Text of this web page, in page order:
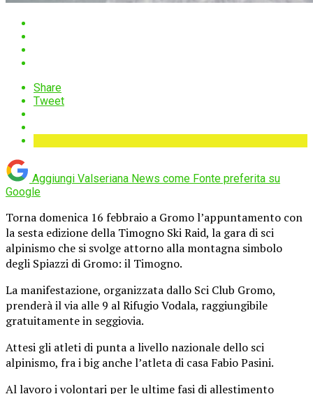
Share
Tweet
Aggiungi Valseriana News come Fonte preferita su
Google
Torna domenica 16 febbraio a Gromo l’appuntamento con
la sesta edizione della Timogno Ski Raid, la gara di sci
alpinismo che si svolge attorno alla montagna simbolo
degli Spiazzi di Gromo: il Timogno.
La manifestazione, organizzata dallo Sci Club Gromo,
prenderà il via alle 9 al Rifugio Vodala, raggiungibile
gratuitamente in seggiovia.
Attesi gli atleti di punta a livello nazionale dello sci
alpinismo, fra i big anche l’atleta di casa Fabio Pasini.
Al lavoro i volontari per le ultime fasi di allestimento